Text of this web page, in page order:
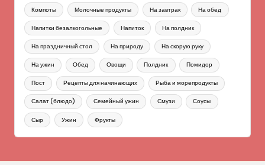
Компоты Молочные продукты На завтрак На обед
Напитки безалкогольные Напиток На полдник
На праздничный стол На природу На скорую руку
На ужин Обед Овощи Полдник Помидор
Пост Рецепты для начинающих Рыба и морепродукты
Салат (блюдо) Семейный ужин Смузи Соусы
Сыр Ужин Фрукты